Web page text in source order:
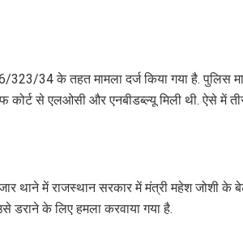
323/34 के तहत मामला दर्ज किया गया है.
से एलओसी और एनबीडब्ल्यू मिली थी. ऐसे में
थाने में राजस्थान सरकार में मंत्री महेश जोशी के
डराने के लिए हमला करवाया गया है.